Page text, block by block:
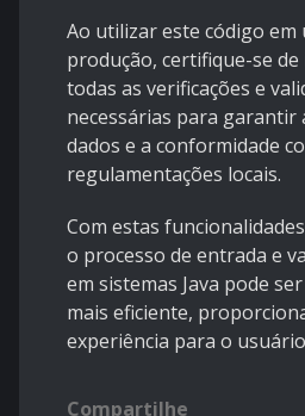
Ao utilizar este código em
produção, certifique-se
todas as verificações e
necessárias para garantir
dados e a conformidade
regulamentações locais.
Com estas
o processo de entrada e
em sistemas Java pode
mais eficiente,
experiência para o
Compartilhe